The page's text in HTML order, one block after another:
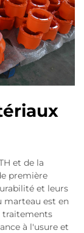
et de la
première
et leurs
marteau est en
traitements
à l'usure et